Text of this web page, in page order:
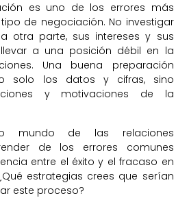
es uno de los errores más
de negociación. No investigar
otra parte, sus intereses y sus
a una posición débil en la
Una buena preparación
solo los datos y cifras, sino
y motivaciones de la
mundo de las relaciones
de los errores comunes
entre el éxito y el fracaso en
estrategias crees que serían
este proceso?